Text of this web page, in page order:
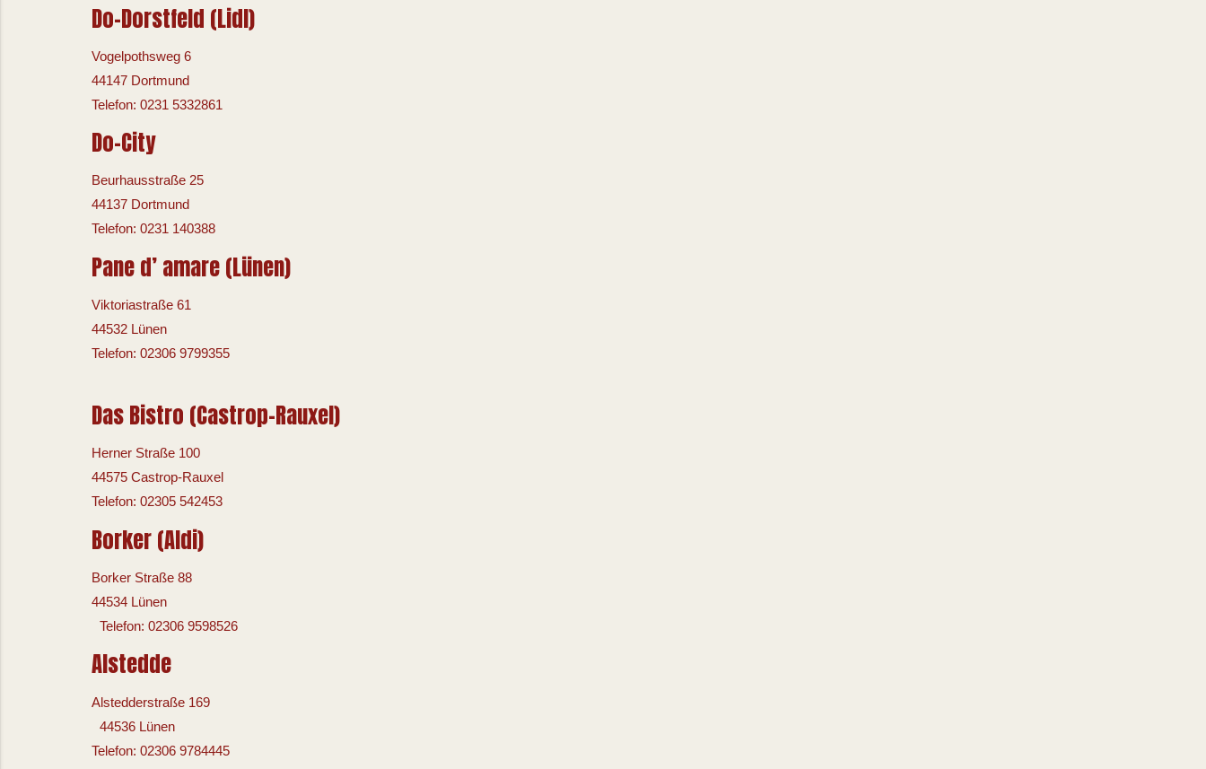
Do-Dorstfeld (Lidl)
Vogelpothsweg 6
44147 Dortmund
Telefon: 0231 5332861
Do-City
Beurhausstraße 25
44137 Dortmund
Telefon: 0231 140388
Pane d’ amare (Lünen)
Viktoriastraße 61
44532 Lünen
Telefon: 02306 9799355
Das Bistro (Castrop-Rauxel)
Herner Straße 100
44575 Castrop-Rauxel
Telefon: 02305 542453
Borker (Aldi)
Borker Straße 88
44534 Lünen
Telefon: 02306 9598526
Alstedde
Alstedderstraße 169
44536 Lünen
Telefon: 02306 9784445